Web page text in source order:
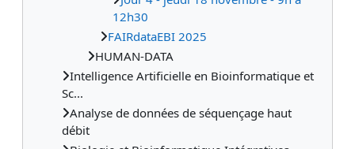
12h30
FAIRdataEBI 2025
HUMAN-DATA
Intelligence Artificielle en Bioinformatique et
Sc...
Analyse de données de séquençage haut
débit